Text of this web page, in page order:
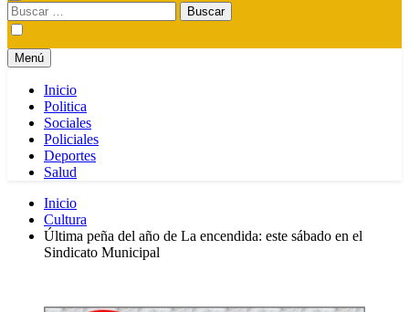
Buscar:
Menú
Inicio
Politica
Sociales
Policiales
Deportes
Salud
Inicio
Cultura
Última peña del año de La encendida: este sábado en el
Sindicato Municipal